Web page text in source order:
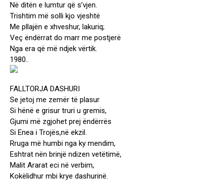
Në ditën e lumtur që s’vjen.
Trishtim më solli kjo vjeshtë
Me pllajën e xhveshur, lakuriq;
Veç ëndërrat do marr me postjerë
Nga era që më ndjek vërtik.
1980..
FALLTORJA DASHURI
Se jetoj me zemër të plasur
Si hënë e grisur truri u gremis,
Gjumi më zgjohet prej ëndërrës
Si Enea i Trojës,në ekzil.
Rruga më humbi nga ky mendim,
Eshtrat nën brinjë ndizen vetëtimë,
Malit Ararat eci në verbim,
Kokëlidhur mbi krye dashurinë.